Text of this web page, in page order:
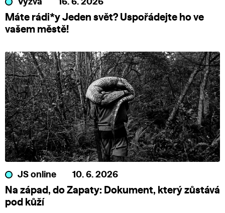
Výzva 16. 6. 2026
Máte rádi*y Jeden svět? Uspořádejte ho ve
vašem městě!
JS online 10. 6. 2026
Na západ, do Zapaty: Dokument, který zůstává
pod kůží